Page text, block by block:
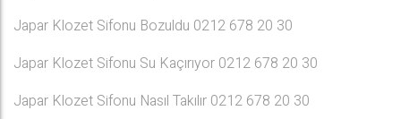
Japar Klozet Sifonu Bozuldu 0212 678 20 30
Japar Klozet Sifonu Su Kaçırıyor 0212 678 20 30
Japar Klozet Sifonu Nasıl Takılır 0212 678 20 30